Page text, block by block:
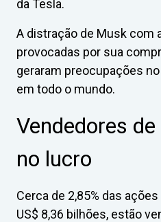
da Tesla.
A distração de Musk com
provocadas por sua
geraram preocupações
em todo o mundo.
Vendedores
no lucro
Cerca de 2,85% das
US$ 8,36 bilhões, estão